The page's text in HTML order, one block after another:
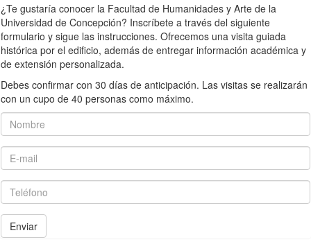
¿Te gustaría conocer la Facultad de Humanidades y Arte de la
Universidad de Concepción? Inscríbete a través del siguiente
formulario y sigue las instrucciones. Ofrecemos una visita guiada
histórica por el edificio, además de entregar información académica y
de extensión personalizada.
Debes confirmar con 30 días de anticipación. Las visitas se realizarán
con un cupo de 40 personas como máximo.
Nombre
E-mail
Teléfono
Enviar